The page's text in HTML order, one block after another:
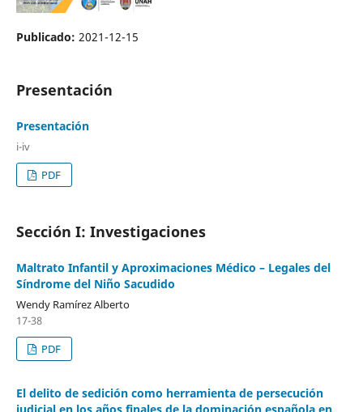
Publicado: 2021-12-15
Presentación
Presentación
i-iv
PDF
Sección I: Investigaciones
Maltrato Infantil y Aproximaciones Médico – Legales del
Síndrome del Niño Sacudido
Wendy Ramírez Alberto
17-38
PDF
El delito de sedición como herramienta de persecución